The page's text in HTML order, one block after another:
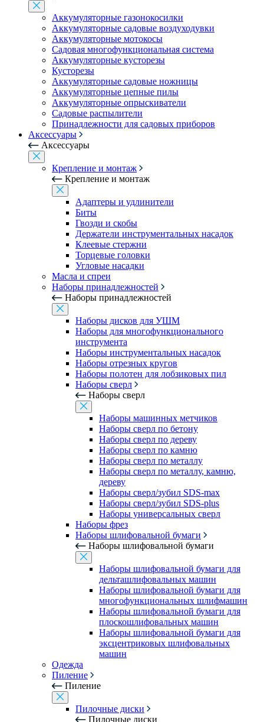
Аккумуляторные газонокосилки
Аккумуляторные садовые воздуходувки
Аккумуляторные мотокосы
Садовая многофункциональная система
Аккумуляторные кусторезы
Кусторезы
Аккумуляторные садовые ножницы
Аккумуляторные цепные пилы
Аккумуляторные опрыскиватели
Садовые распылители
Принадлежности для садовых приборов
Аксессуары
Аксессуары
Крепление и монтаж
Крепление и монтаж
Адаптеры и удлинители
Биты
Гвозди и скобы
Держатели инструментальных насадок
Клеевые стержни
Торцевые головки
Угловые насадки
Масла и спреи
Наборы принадлежностей
Наборы принадлежностей
Наборы дисков для УШМ
Наборы для многофункционального
инструмента
Наборы инструментальных насадок
Наборы отрезных кругов
Наборы полотен для лобзиковых пил
Наборы сверл
Наборы сверл
Наборы машинных метчиков
Наборы сверл по бетону
Наборы сверл по дереву
Наборы сверл по камню
Наборы сверл по металлу
Наборы сверл по металлу, камню,
дереву
Наборы сверл/зубил SDS-max
Наборы сверл/зубил SDS-plus
Наборы универсальных сверл
Наборы фрез
Наборы шлифовальной бумаги
Наборы шлифовальной бумаги
Наборы шлифовальной бумаги для
дельташлифовальных машин
Наборы шлифовальной бумаги для
многофункциональных шлифмашин
Наборы шлифовальной бумаги для
плоскошлифовальных машин
Наборы шлифовальной бумаги для
эксцентриковых шлифовальных
машин
Одежда
Пиление
Пиление
Пилочные диски
Пилочные диски